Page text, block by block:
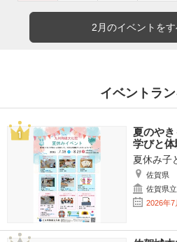
2月のイベントを
イベントラ
夏のや
学びと
夏休み子
佐賀県
佐賀県
2026年7